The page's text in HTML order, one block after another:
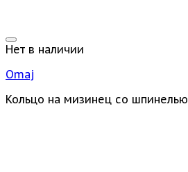
Нет в наличии
Omaj
Кольцо на мизинец со шпинелью